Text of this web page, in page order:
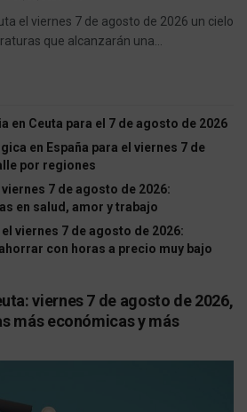
el viernes 7 de agosto de 2026 un cielo
que alcanzarán una...
en Ceuta para el 7 de agosto de 2026
en España para el viernes 7 de
por regiones
7 de agosto de 2026:
en salud, amor y trabajo
viernes 7 de agosto de 2026:
con horas a precio muy bajo
viernes 7 de agosto de 2026,
más económicas y más